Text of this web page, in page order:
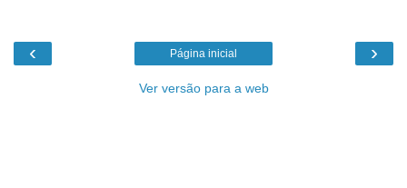
‹ ›
Página inicial
Ver versão para a web